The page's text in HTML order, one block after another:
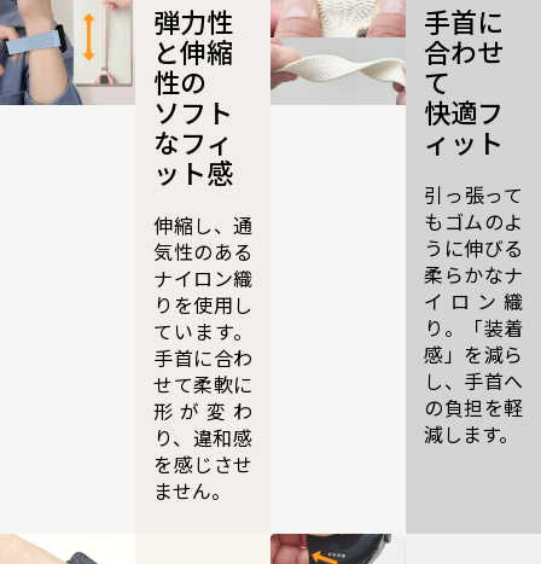
弾力性
と伸縮
性の
ソフト
なフィ
ット感
伸縮し、通
気性のある
ナイロン織
りを使用し
ています。
手首に合わ
せて柔軟に
形が変わ
り、違和感
を感じさせ
ません。
手首に
合わせ
て
快適フ
ィット
引っ張って
もゴムのよ
うに伸びる
柔らかなナ
イロン織
り。「装着
感」を減ら
し、手首へ
の負担を軽
減します。